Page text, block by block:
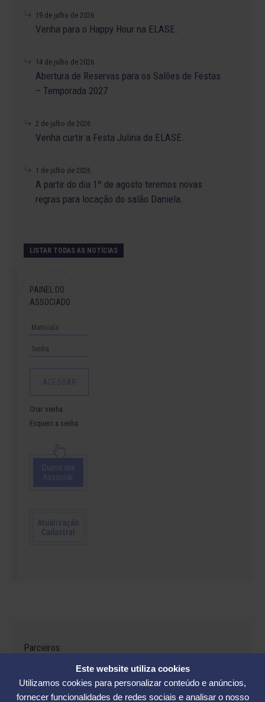
Este website utiliza cookies
Utilizamos cookies para personalizar conteúdo e anúncios,
fornecer funcionalidades de redes sociais e analisar o nosso
19 de julho de 2026
Venha para o Happy Hour na ELASE.
14 de julho de 2026
Abertura de Reservas para os Salões de Festas
– Temporada 2027
2 de julho de 2026
Venha curtir a Festa Julina da ELASE.
1 de julho de 2026
A partir do dia 1º de agosto teremos novas
regras para locação do salão Daniela.
LISTAR TODAS AS NOTÍCIAS
PAINEL DO
ASSOCIADO
Criar senha
Esqueci a senha
Parceiros: